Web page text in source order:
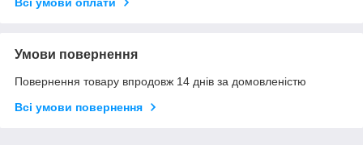
Умови повернення
Повернення товару впродовж 14 днів за домовленістю
Всі умови повернення